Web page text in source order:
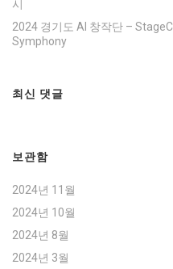
시
2024 경기도 AI 창작단 –
Symphony
최신 댓글
보관함
2024년 11월
2024년 10월
2024년 8월
2024년 3월